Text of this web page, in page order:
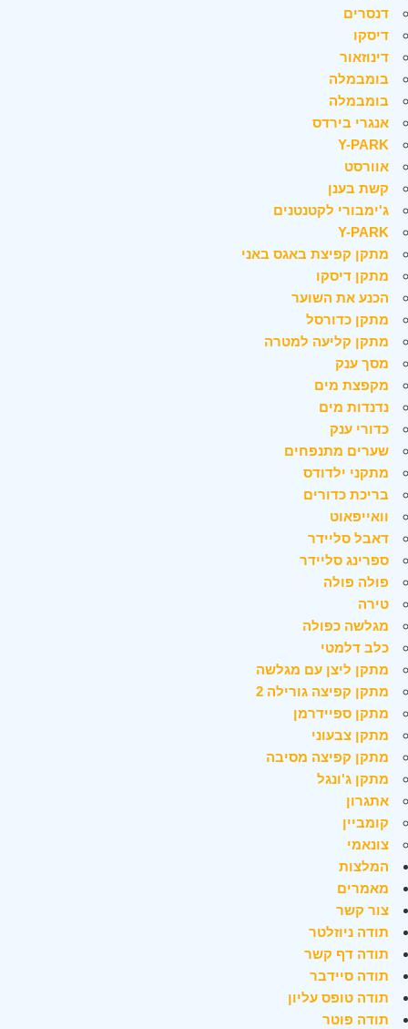
דנסרים
דיסקו
דינוזאור
בומבמלה
בומבמלה
אנגרי בירדס
Y-PARK
אוורסט
קשת בענן
ג'ימבורי לקטנטנים
Y-PARK
מתקן קפיצת באגס באני
מתקן דיסקו
הכנע את השוער
מתקן כדורסל
מתקן קליעה למטרה
מסך ענק
מקפצת מים
נדנדות מים
כדורי ענק
שערים מתנפחים
מתקני ילדודס
בריכת כדורים
וואייפאוט
דאבל סליידר
ספרינג סליידר
פולה פולה
טירה
מגלשה כפולה
כלב דלמטי
מתקן ליצן עם מגלשה
מתקן קפיצה גורילה 2
מתקן ספיידרמן
מתקן צבעוני
מתקן קפיצה מסיבה
מתקן ג'ונגל
אתגרון
קומביין
צונאמי
המלצות
מאמרים
צור קשר
תודה ניוזלטר
תודה דף קשר
תודה סיידבר
תודה טופס עליון
תודה פוטר